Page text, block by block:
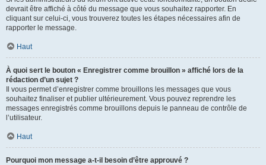
devrait être affiché à côté du message que vous souhaitez rapporter. En
cliquant sur celui-ci, vous trouverez toutes les étapes nécessaires afin de
rapporter le message.
Haut
À quoi sert le bouton « Enregistrer comme brouillon » affiché lors de la
rédaction d’un sujet ?
Il vous permet d’enregistrer comme brouillons les messages que vous
souhaitez finaliser et publier ultérieurement. Vous pouvez reprendre les
messages enregistrés comme brouillons depuis le panneau de contrôle de
l’utilisateur.
Haut
Pourquoi mon message a-t-il besoin d’être approuvé ?